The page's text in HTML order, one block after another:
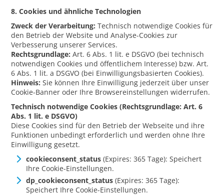
8. Cookies und ähnliche Technologien
Zweck der Verarbeitung: Technisch notwendige Cookies für
den Betrieb der Website und Analyse-Cookies zur
Verbesserung unserer Services.
Rechtsgrundlage: Art. 6 Abs. 1 lit. e DSGVO (bei technisch
notwendigen Cookies und öffentlichem Interesse) bzw. Art.
6 Abs. 1 lit. a DSGVO (bei Einwilligungsbasierten Cookies).
Hinweis: Sie können Ihre Einwilligung jederzeit über unser
Cookie-Banner oder Ihre Browsereinstellungen widerrufen.
Technisch notwendige Cookies (Rechtsgrundlage: Art. 6
Abs. 1 lit. e DSGVO)
Diese Cookies sind für den Betrieb der Webseite und ihre
Funktionen unbedingt erforderlich und werden ohne Ihre
Einwilligung gesetzt.
cookieconsent_status (Expires: 365 Tage): Speichert
Ihre Cookie-Einstellungen.
dp_cookieconsent_status (Expires: 365 Tage):
Speichert Ihre Cookie-Einstellungen.